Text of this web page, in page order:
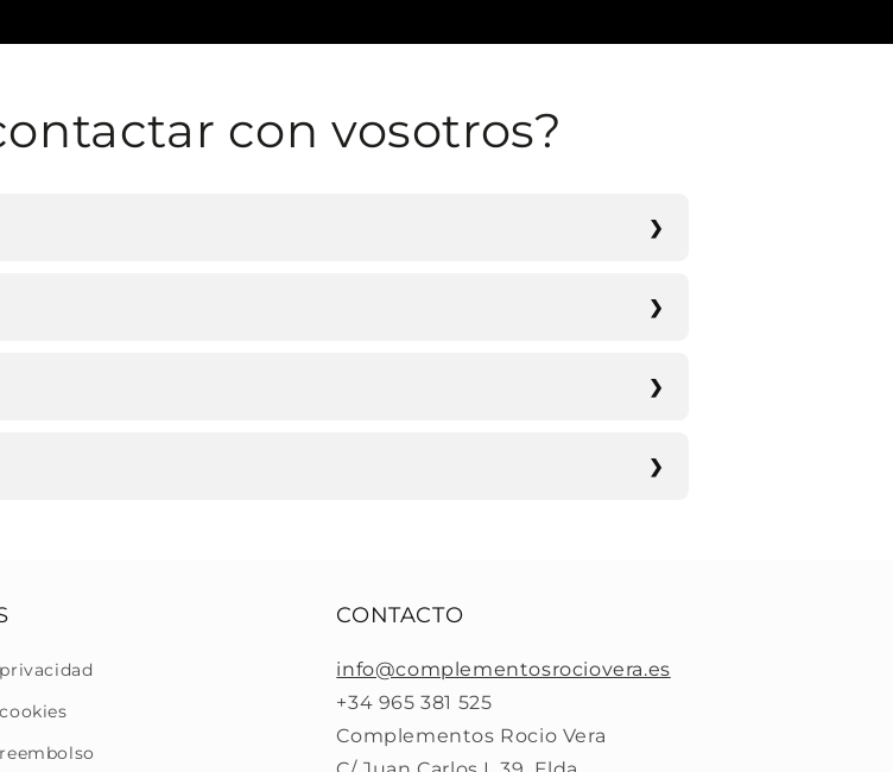
con vosotros?
CONTACTO
info@complementosrociovera.es
+34 965 381 525
Complementos Rocio Vera